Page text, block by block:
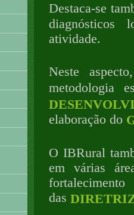
Destaca-se
diagnósticos
atividade.
Neste
metodologia
elaboração do
O IBRural
em várias
das